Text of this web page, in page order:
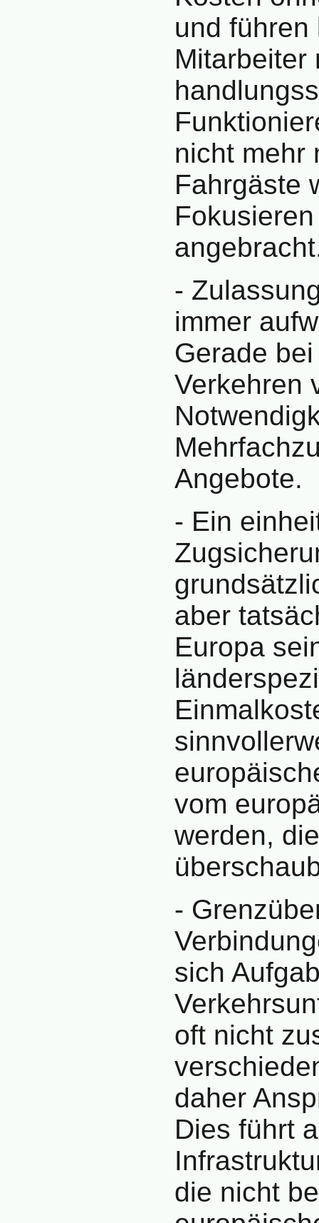
und
Mitarbeiter
nicht mehr
Fahrgäste
-
immer
Gerade
Verkehren
Angebote.
- Ein
aber
Europa
vom
werden,
-
sich
oft nicht
daher
Dies führt
die nicht